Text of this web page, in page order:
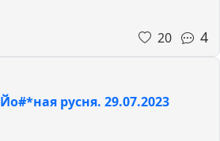
20 4
Йо#*ная русня. 29.07.2023